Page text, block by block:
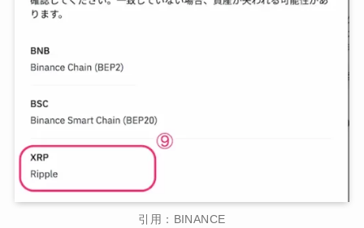
引用：BINANCE